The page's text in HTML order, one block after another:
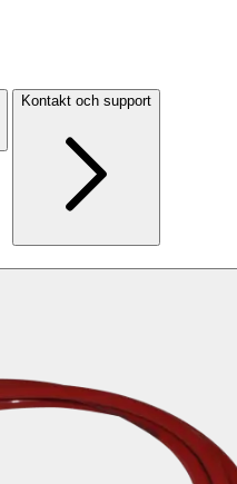
Kontakt och support